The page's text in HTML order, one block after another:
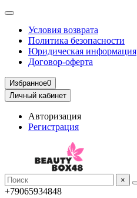
Условия возврата
Политика безопасности
Юридическая информация
Договор-оферта
Избранное0
Личный кабинет
Авторизация
Регистрация
×
+79065934848